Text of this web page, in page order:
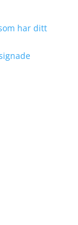
har ditt